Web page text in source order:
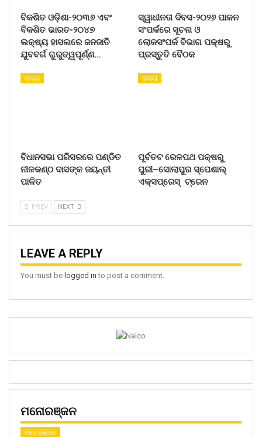
ବିକଶିତ ଓଡ଼ିଶା-୨୦୩୬ ଏବଂ
ବିକଶିତ ଭାରତ-୨୦୪୭
ଲକ୍ଷ୍ୟ ହାସଲରେ ଜନଜାତି
ଯୁବବର୍ଗ ଗୁରୁତ୍ୱପୂର୍ଣ୍ଣ…
ସ୍ୱାଧୀନତା ଦିବସ-୨୦୨୬ ପାଳନ
ସଂପର୍କରେ ସୂଚନା ଓ
ଲୋକସଂପର୍କ ବିଭାଗ ପକ୍ଷରୁ
ପ୍ରସ୍ତୁତି ବୈଠକ
ରାଜ୍ୟ
ବିଧାନସଭା ପରିସରରେ ପଣ୍ଡିତ
ନୀଳକଣ୍ଠ ଦାସଙ୍କ ଜୟନ୍ତୀ
ପାଳିତ
ରାଜ୍ୟ
ପୂର୍ବତଟ ରେଳପଥ ପକ୍ଷରୁ
ପୁରୀ–ସୋଲାପୁର ସ୍ପେଶାଲ୍
ଏକ୍ସପ୍ରେସ୍ ଟ୍ରେନ
PREV NEXT
LEAVE A REPLY
You must be logged in to post a comment.
ମନୋରଞ୍ଜନ
ମନୋରଞ୍ଜନ